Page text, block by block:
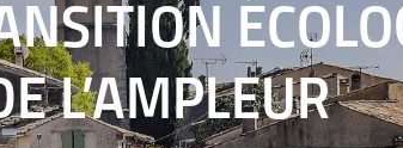
L’AMPLEUR